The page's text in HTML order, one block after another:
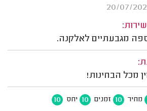
מגבעתיים לאלקנה.
מכל הבחינות!
מחיר 10 זמנים 10 יחס 10